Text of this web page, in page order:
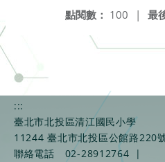
最
點閱數： 100 |
:::
臺北市北投區清江國民小學
11244 臺北市北投區公館路220
聯絡電話
02-28912764
|